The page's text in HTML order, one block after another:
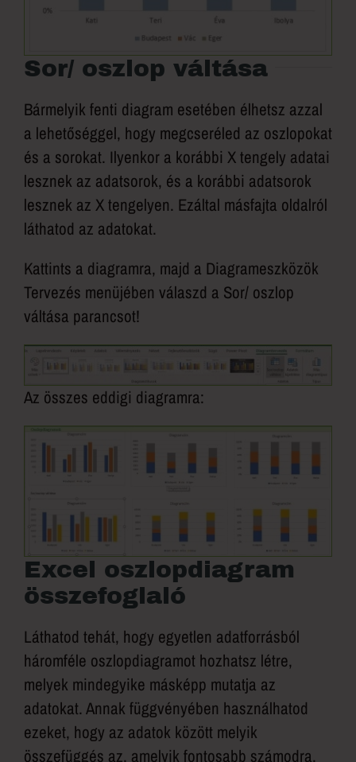
Sor/ oszlop váltása
Bármelyik fenti diagram esetében élhetsz azzal
a lehetőséggel, hogy megcseréled az oszlopokat
és a sorokat. Ilyenkor a korábbi X tengely adatai
lesznek az adatsorok, és a korábbi adatsorok
lesznek az X tengelyen. Ezáltal másfajta oldalról
láthatod az adatokat.
Kattints a diagramra, majd a Diagrameszközök
Tervezés menüjében válaszd a Sor/ oszlop
váltása parancsot!
Az összes eddigi diagramra:
Excel oszlopdiagram
összefoglaló
Láthatod tehát, hogy egyetlen adatforrásból
háromféle oszlopdiagramot hozhatsz létre,
melyek mindegyike másképp mutatja az
adatokat. Annak függvényében használhatod
ezeket, hogy az adatok között melyik
összefüggés az, amelyik fontosabb számodra.